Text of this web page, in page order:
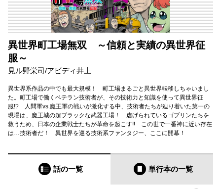
異世界町工場無双 ～信頼と実績の異世界征
服～
見ル野栄司/アビディ井上
異世界系作品の中でも最大規模！ 町工場まるごと異世界転移しちゃいまし
た。町工場で働くベテラン技術者が、その技術力と知識を使って異世界征
服!? 人間軍vs.魔王軍の戦いが激化する中、技術者たちが辿り着いた第一の
現場は、魔王城の超ブラックな武器工場！ 虐げられているゴブリンたちを
救うため、日本の企業戦士たちが革命を起こす!! この世で一番神に近い存在
は…技術者だ！ 異世界を巡る技術系ファンタジー、ここに開幕！
話の一覧 単行本の一覧